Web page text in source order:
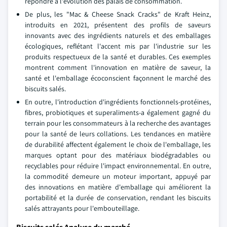
De plus, les "Mac & Cheese Snack Cracks" de Kraft Heinz,
introduits en 2021, présentent des profils de saveurs
innovants avec des ingrédients naturels et des emballages
écologiques, reflétant l'accent mis par l'industrie sur les
produits respectueux de la santé et durables. Ces exemples
montrent comment l'innovation en matière de saveur, la
santé et l'emballage écoconscient façonnent le marché des
biscuits salés.
En outre, l'introduction d'ingrédients fonctionnels-protéines,
fibres, probiotiques et superaliments-a également gagné du
terrain pour les consommateurs à la recherche des avantages
pour la santé de leurs collations. Les tendances en matière
de durabilité affectent également le choix de l'emballage, les
marques optant pour des matériaux biodégradables ou
recyclables pour réduire l'impact environnemental. En outre,
la commodité demeure un moteur important, appuyé par
des innovations en matière d'emballage qui améliorent la
portabilité et la durée de conservation, rendant les biscuits
salés attrayants pour l'embouteillage.